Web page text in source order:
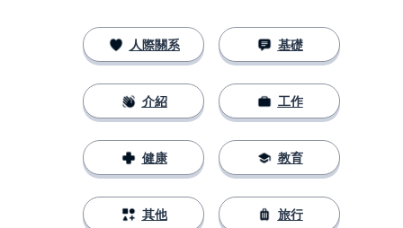
人際關系
介紹
健康
其他
基礎
工作
教育
旅行